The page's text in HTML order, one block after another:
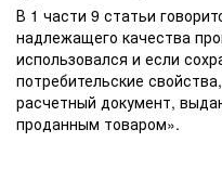
В 1 части 9 статьи
надлежащего качества
использовался и если
потребительские
расчетный документ,
проданным товаром».